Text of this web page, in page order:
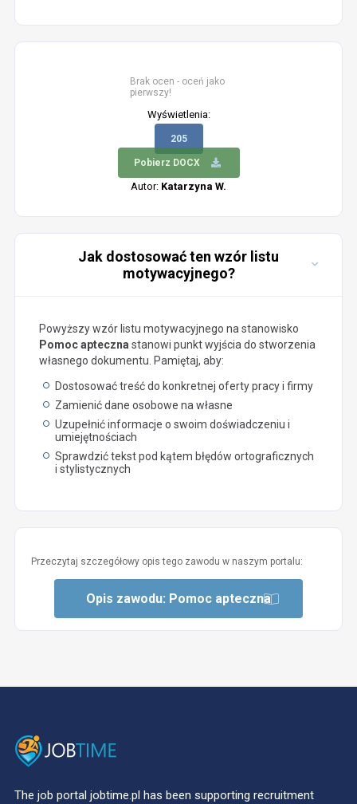
Brak ocen - oceń jako
pierwszy!
Wyświetlenia:
205
Pobierz DOCX
Autor: Katarzyna W.
Jak dostosować ten wzór listu
motywacyjnego?
Powyższy wzór listu motywacyjnego na stanowisko
Pomoc apteczna stanowi punkt wyjścia do stworzenia
własnego dokumentu. Pamiętaj, aby:
Dostosować treść do konkretnej oferty pracy i firmy
Zamienić dane osobowe na własne
Uzupełnić informacje o swoim doświadczeniu i
umiejętnościach
Sprawdzić tekst pod kątem błędów ortograficznych
i stylistycznych
Przeczytaj szczegółowy opis tego zawodu w naszym portalu:
Opis zawodu: Pomoc apteczna
The job portal jobtime.pl has been supporting recruitment